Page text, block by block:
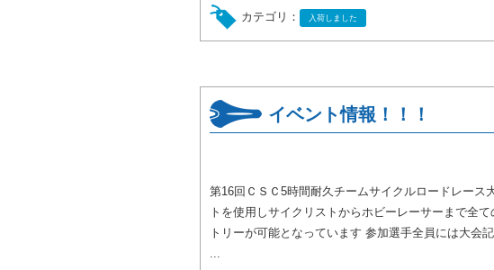
カテゴリ： 入荷しました
イベント情報！！！
第16回ＣＳＣ5時間耐久チームサイクルロードレー
トを使用しサイクリストからホビーレーサーまで全
トリーが可能となっています 参加選手全員には大会
...